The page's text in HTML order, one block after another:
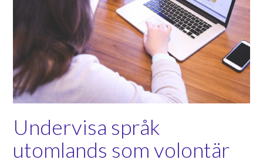
Undervisa språk
utomlands som volontär